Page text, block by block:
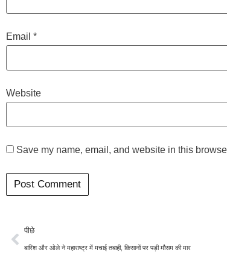
Email *
Website
Save my name, email, and website in this
पीछे
बारिश और ओले ने महाराष्ट्र में मचाई तबाही, किसानों पर पड़ी मौसम की मार